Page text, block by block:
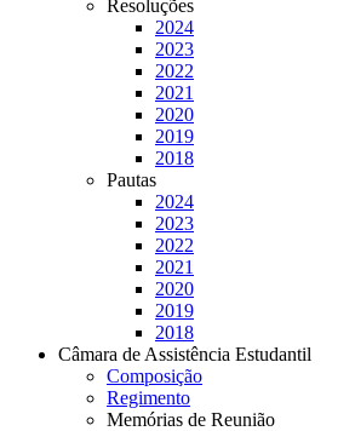
Resoluções
2024
2023
2022
2021
2020
2019
2018
Pautas
2024
2023
2022
2021
2020
2019
2018
Câmara de Assistência Estudantil
Composição
Regimento
Memórias de Reunião